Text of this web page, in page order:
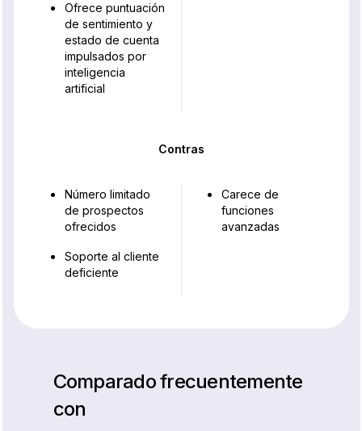
Ofrece puntuación
de sentimiento y
estado de cuenta
impulsados por
inteligencia
artificial
Contras
Número limitado
de prospectos
ofrecidos
Soporte al cliente
deficiente
Carece de
funciones
avanzadas
Comparado frecuentemente
con